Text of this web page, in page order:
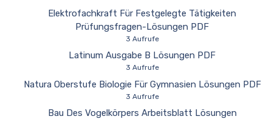
Elektrofachkraft Für Festgelegte Tätigkeiten
Prüfungsfragen-Lösungen PDF
3 Aufrufe
Latinum Ausgabe B Lösungen PDF
3 Aufrufe
Natura Oberstufe Biologie Für Gymnasien Lösungen PDF
3 Aufrufe
Bau Des Vogelkörpers Arbeitsblatt Lösungen